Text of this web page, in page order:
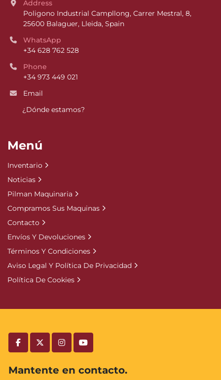
facebooktwitterinstagramyoutube
Mantente en contacto.
Address
Poligono Industrial Campllong, Carrer Mestral, 8,
25600 Balaguer, Lleida, Spain
WhatsApp
+34 628 762 528
Phone
+34 973 449 021
Email
¿Dónde estamos?
Menú
Inventario
Noticias
Pilman Maquinaria
Compramos Sus Maquinas
Contacto
Envíos Y Devoluciones
Términos Y Condiciones
Aviso Legal Y Política De Privacidad
Política De Cookies